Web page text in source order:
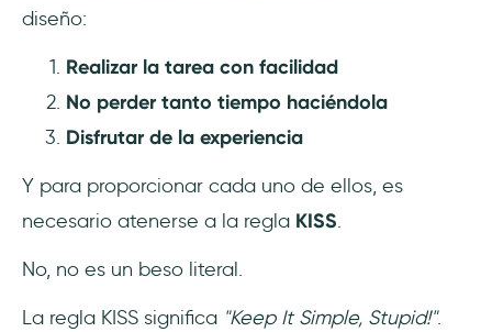
diseño:
Realizar la tarea con facilidad
No perder tanto tiempo haciéndola
Disfrutar de la experiencia
Y para proporcionar cada uno de ellos, es
necesario atenerse a la regla KISS.
No, no es un beso literal.
La regla KISS significa "Keep It Simple, Stupid!".